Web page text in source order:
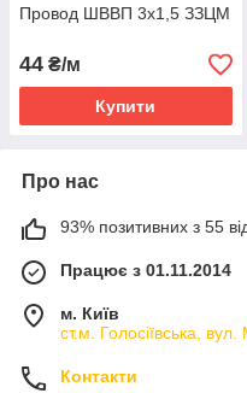
Провод ШВВП 3х1,5 ЗЗЦМ
44 ₴/м
Купити
Про нас
93% позитивних з 55
Працює з 01.11.2014
м. Київ
ст.м. Голосіївська,
Контакти